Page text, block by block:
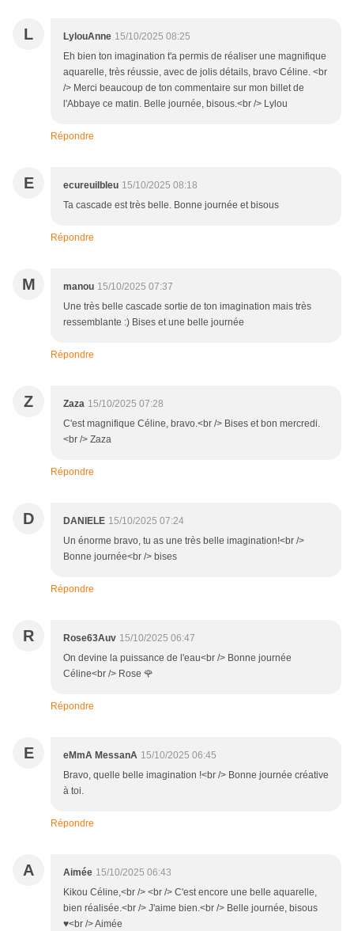
L LylouAnne 15/10/2025 08:25
Eh bien ton imagination t'a permis de réaliser une magnifique
aquarelle, très réussie, avec de jolis détails, bravo Céline. <br
/> Merci beaucoup de ton commentaire sur mon billet de
l'Abbaye ce matin. Belle journée, bisous.<br /> Lylou
Répondre
E ecureuilbleu 15/10/2025 08:18
Ta cascade est très belle. Bonne journée et bisous
Répondre
M manou 15/10/2025 07:37
Une très belle cascade sortie de ton imagination mais très
ressemblante :) Bises et une belle journée
Répondre
Z Zaza 15/10/2025 07:28
C'est magnifique Céline, bravo.<br /> Bises et bon mercredi.
<br /> Zaza
Répondre
D DANIELE 15/10/2025 07:24
Un énorme bravo, tu as une très belle imagination!<br />
Bonne journée<br /> bises
Répondre
R Rose63Auv 15/10/2025 06:47
On devine la puissance de l'eau<br /> Bonne journée
Céline<br /> Rose 🌹
Répondre
E eMmA MessanA 15/10/2025 06:45
Bravo, quelle belle imagination !<br /> Bonne journée créative
à toi.
Répondre
A Aimée 15/10/2025 06:43
Kikou Céline,<br /> <br /> C'est encore une belle aquarelle,
bien réalisée.<br /> J'aime bien.<br /> Belle journée, bisous
♥<br /> Aimée